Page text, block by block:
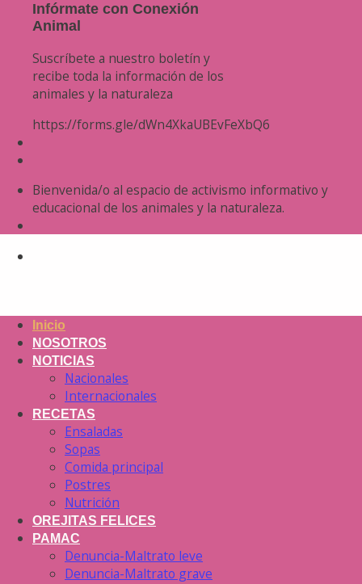
Infórmate con Conexión
Animal
Suscríbete a nuestro boletín y
recibe toda la información de los
animales y la naturaleza
https://forms.gle/dWn4XkaUBEvFeXbQ6
Bienvenida/o al espacio de activismo informativo y
educacional de los animales y la naturaleza.
Inicio
NOSOTROS
NOTICIAS
Nacionales
Internacionales
RECETAS
Ensaladas
Sopas
Comida principal
Postres
Nutrición
OREJITAS FELICES
PAMAC
Denuncia-Maltrato leve
Denuncia-Maltrato grave